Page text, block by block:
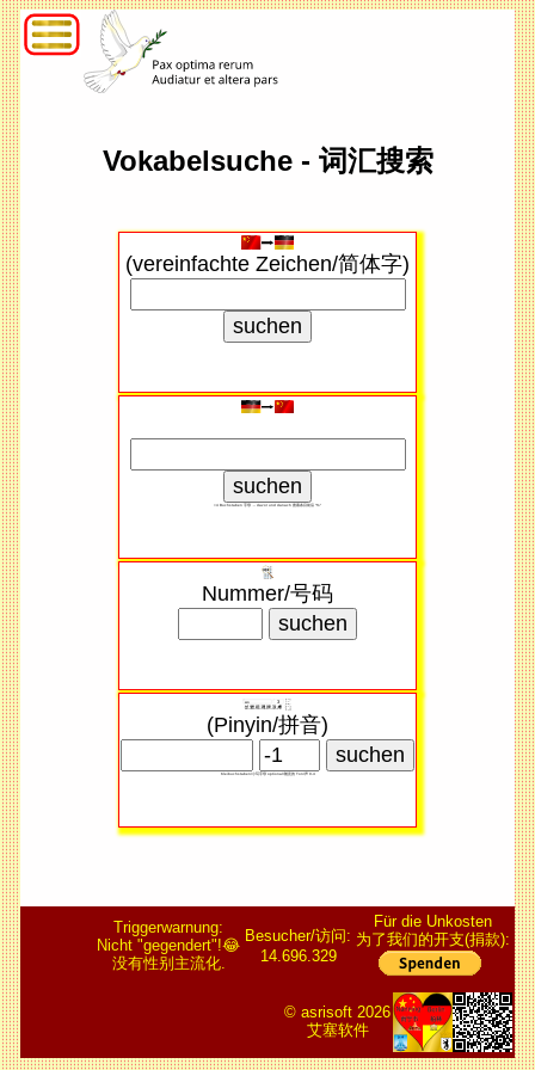
Vokabelsuche - 词汇搜索
(vereinfachte Zeichen/简体字)
<4 Buchstaben 字母 → davor und danach 搜索​条目前后 "%"
Nummer/号码
(Pinyin/拼音)
Kleibuchstaben/小写​字母 optional/随意​的 Ton/声 0-4
Triggerwarnung:
Nicht "gegendert"!😂
没有性别主流化.
Besucher/访问:
14.696.329
Für die Unkosten
为了我们的开支(捐款):
© asrisoft 2026
艾塞软件